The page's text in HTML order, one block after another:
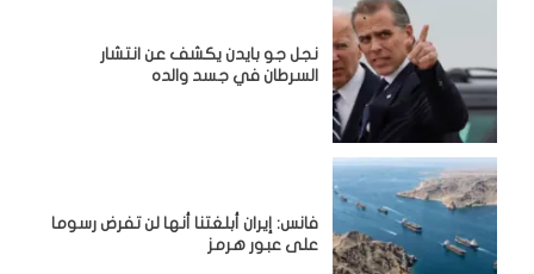
نجل جو بايدن يكشف عن انتشار
السرطان في جسد والده
فانس: إيران أبلغتنا أنها لن تفرض رسوما
على عبور هرمز